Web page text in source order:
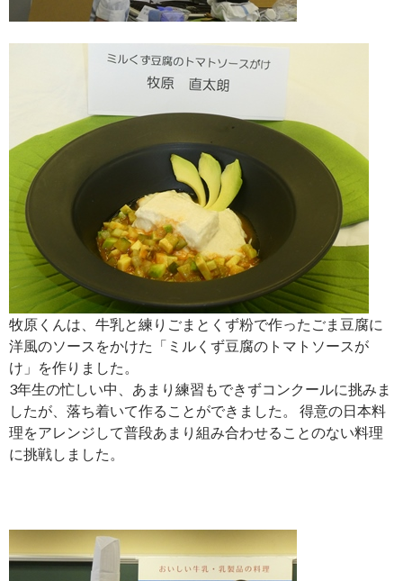
牧原くんは、牛乳と練りごまとくず粉で作ったごま豆腐に
洋風のソースをかけた「ミルくず豆腐のトマトソースが
け」を作りました。
3年生の忙しい中、あまり練習もできずコンクールに挑みま
したが、落ち着いて作ることができました。 得意の日本料
理をアレンジして普段あまり組み合わせることのない料理
に挑戦しました。